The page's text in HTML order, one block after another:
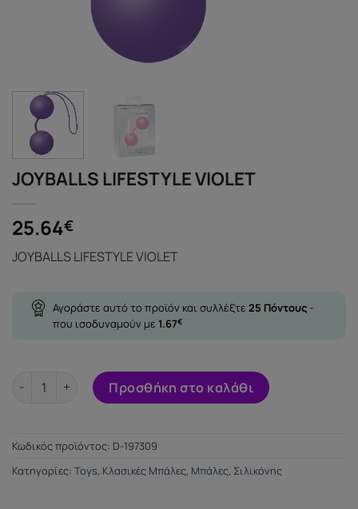
JOYBALLS LIFESTYLE VIOLET
25.64€
JOYBALLS LIFESTYLE VIOLET
Αγοράστε αυτό το προϊόν και συλλέξτε 25 Πόντους -
που ισοδυναμούν με 1.67€
JOYBALLS LIFESTYLE VIOLET ποσότητα
Προσθήκη στο καλάθι
Κωδικός προϊόντος: D-197309
Κατηγορίες: Toys, Κλασικές Μπάλες, Μπάλες, Σιλικόνης